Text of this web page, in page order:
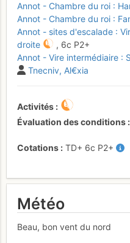
Annot - Chambre du roi :
Annot - Chambre du roi :
Annot - sites d'escalade :
droite
, 6c P2+
Annot - Vire intermédiaire :
Tnecniv Al€xia
Activités
Évaluation des conditions
Cotations TD+ 6c P2+
Météo
Beau, bon vent du nord